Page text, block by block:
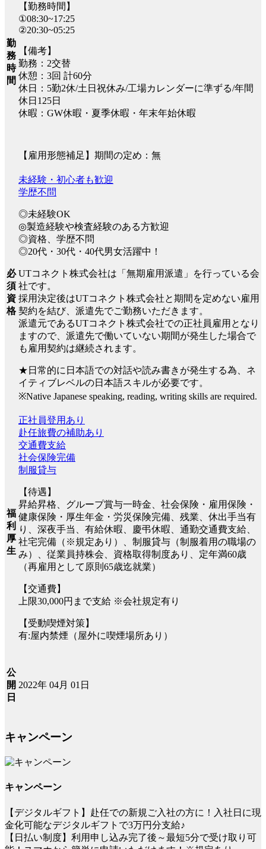
勤
務
時
間
【勤務時間】
①08:30~17:25
②20:30~05:25
【備考】
勤務：2交替
休憩：3回 計60分
休日：5勤2休/土日祝休み/工場カレンダーに準ずる/年間
休日125日
休暇：GW休暇・夏季休暇・年末年始休暇
【雇用形態補足】期間の定め：無
必
須
資
格
未経験・初心者も歓迎
学歴不問
◎未経験OK
◎製造経験や検査経験のある方歓迎
◎資格、学歴不問
◎20代・30代・40代男女活躍中！
UTコネクト株式会社は「無期雇用派遣」を行っている会
社です。
採用決定後はUTコネクト株式会社と期間を定めない雇用
契約を結び、派遣先でご勤務いただきます。
派遣元であるUTコネクト株式会社での正社員雇用となり
ますので、派遣先で働いていない期間が発生した場合で
も雇用契約は継続されます。
★日常的に日本語での対話や読み書きが発生する為、ネ
イティブレベルの日本語スキルが必要です。
※Native Japanese speaking, reading, writing skills are required.
福
利
厚
生
正社員登用あり
赴任旅費の補助あり
交通費支給
社会保険完備
制服貸与
【待遇】
昇給昇格、グループ賞与一時金、社会保険・雇用保険・
健康保険・厚生年金・労災保険完備、残業、休出手当有
り、深夜手当、有給休暇、慶弔休暇、通勤交通費支給、
社宅完備（※規定あり）、制服貸与（制服着用の職場の
み）、従業員持株会、資格取得制度あり、定年満60歳
（再雇用として原則65歳迄就業）
【交通費】
上限30,000円まで支給 ※会社規定有り
【受動喫煙対策】
有:屋内禁煙（屋外に喫煙場所あり）
公
開
日
2022年 04月 01日
キャンペーン
キャンペーン
【デジタルギフト】赴任での新規ご入社の方に！入社日に現
金化可能なデジタルギフトで3万円分支給♪
【日払い制度】利用申し込み完了後～最短5分で受け取り可